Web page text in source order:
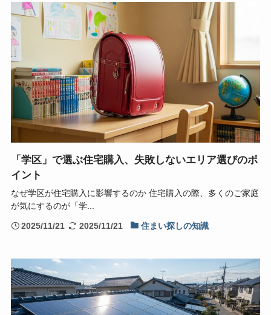
「学区」で選ぶ住宅購入、失敗しないエリア選びのポ
イント
なぜ学区が住宅購入に影響するのか 住宅購入の際、多くのご家庭
が気にするのが「学...
2025/11/21 2025/11/21 住まい探しの知識